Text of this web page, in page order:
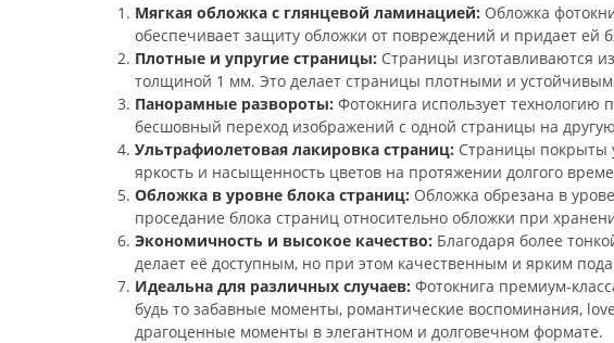
Мягкая обложка с глянцевой ламинацией: Обложка
обеспечивает защиту обложки от повреждений и придает
Плотные и упругие страницы: Страницы изготавливаются
толщиной 1 мм. Это делает страницы плотными и
Панорамные развороты: Фотокнига использует технологию
бесшовный переход изображений с одной страницы на
Ультрафиолетовая лакировка страниц: Страницы покрыты
яркость и насыщенность цветов на протяжении долгого
Обложка в уровне блока страниц: Обложка обрезана в
проседание блока страниц относительно обложки при
Экономичность и высокое качество: Благодаря более
делает её доступным, но при этом качественным и ярким
Идеальна для различных случаев: Фотокнига премиум-
будь то забавные моменты, романтические воспоминания,
драгоценные моменты в элегантном и долговечном формате.